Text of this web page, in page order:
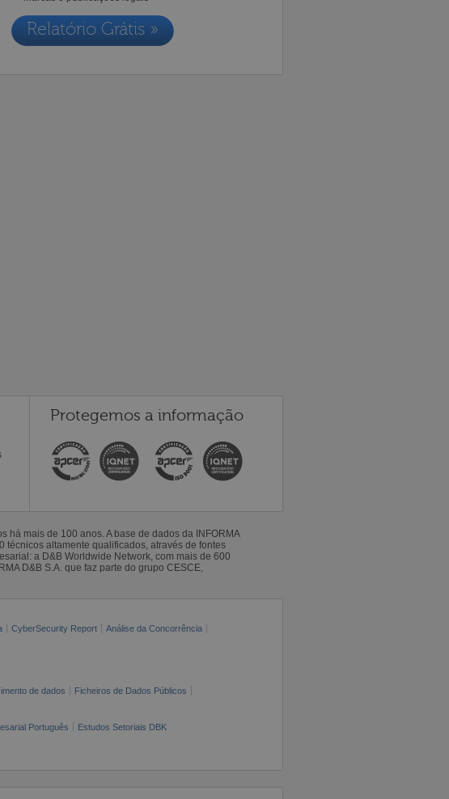
Relatório Grátis »
Protegemos a informação
há mais de 100 anos. A base de dados da INFORMA
técnicos altamente qualificados, através de fontes
a D&B Worldwide Network, com mais de 600
D&B S.A. que faz parte do grupo CESCE,
CyberSecurity Report
Análise da Concorrência
de dados
Ficheiros de Dados Públicos
Português Estudos Setoriais DBK